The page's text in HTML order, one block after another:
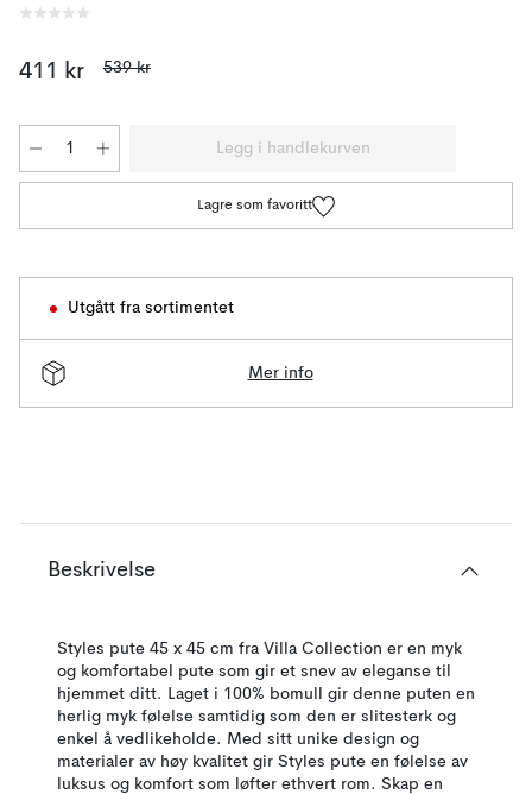
411 kr 539 kr
Legg i handlekurven
Lagre som favoritt
Utgått fra sortimentet
Mer info
Beskrivelse
Styles pute 45 x 45 cm fra Villa Collection er en myk
og komfortabel pute som gir et snev av eleganse til
hjemmet ditt. Laget i 100% bomull gir denne puten en
herlig myk følelse samtidig som den er slitesterk og
enkel å vedlikeholde. Med sitt unike design og
materialer av høy kvalitet gir Styles pute en følelse av
luksus og komfort som løfter ethvert rom. Skap en